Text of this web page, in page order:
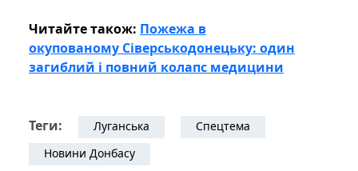
Читайте також: Пожежа в
окупованому Сіверськодонецьку: один
загиблий і повний колапс медицини
Теги: Луганська
Спецтема
Новини Донбасу